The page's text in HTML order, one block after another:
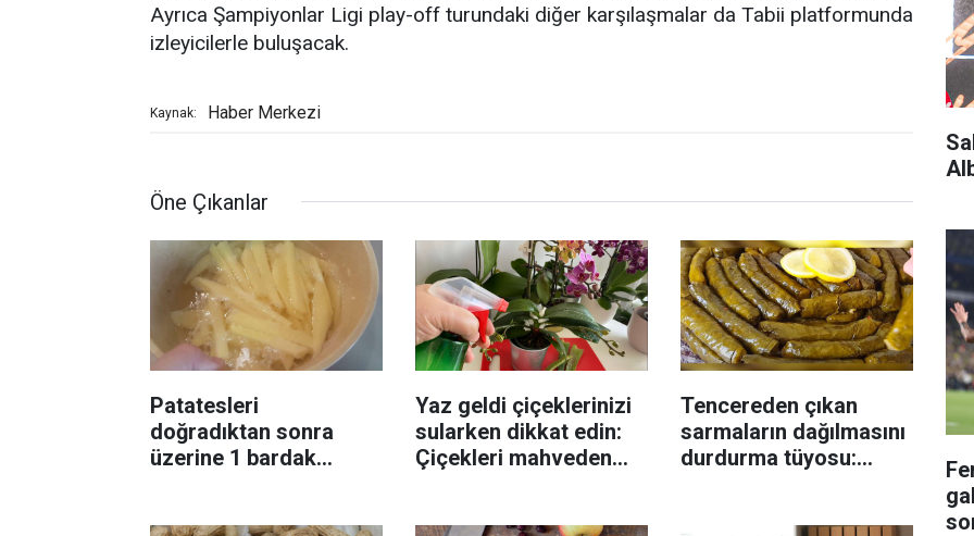
Ayrıca Şampiyonlar Ligi play-off turundaki diğer karşılaşmalar da Tabii platformunda
izleyicilerle buluşacak.
Kaynak: Haber Merkezi
Öne Çıkanlar
Patatesleri
doğradıktan sonra
üzerine 1 bardak
Yaz geldi çiçeklerinizi
sularken dikkat edin:
Çiçekleri mahveden
Tencereden çıkan
sarmaların dağılmasını
durdurma tüyosu: